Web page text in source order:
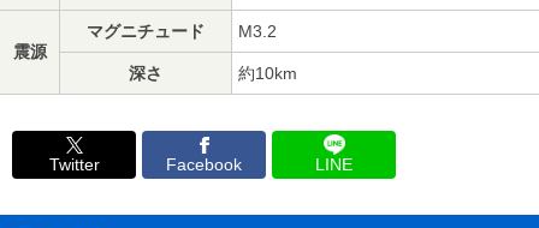
震源
マグニチュード M3.2
深さ 約10km
Twitter Facebook LINE